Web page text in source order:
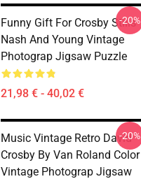
Funny Gift For Crosby Stills
Nash And Young Vintage
Photograp Jigsaw Puzzle
21,98 € - 40,02 €
-20%
Music Vintage Retro David
Crosby By Van Roland Color
Vintage Photograp Jigsaw
-20%